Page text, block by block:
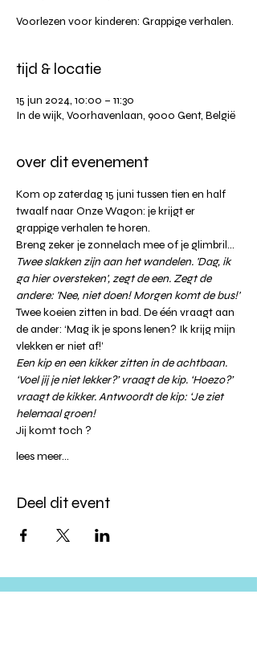
Voorlezen voor kinderen: Grappige verhalen.
tijd & locatie
15 jun 2024, 10:00 – 11:30
In de wijk, Voorhavenlaan, 9000 Gent, België
over dit evenement
Kom op zaterdag 15 juni tussen tien en half
twaalf naar Onze Wagon: je krijgt er
grappige verhalen te horen.
Breng zeker je zonnelach mee of je glimbril...
Twee slakken zijn aan het wandelen. 'Dag, ik
ga hier oversteken', zegt de een. Zegt de
andere: 'Nee, niet doen! Morgen komt de bus!'
Twee koeien zitten in bad. De één vraagt aan
de ander: ‘Mag ik je spons lenen? Ik krijg mijn
vlekken er niet af!’
Een kip en een kikker zitten in de achtbaan.
‘Voel jij je niet lekker?’ vraagt de kip. ‘Hoezo?’
vraagt de kikker. Antwoordt de kip: ‘Je ziet
helemaal groen!
Jij komt toch ?
lees meer...
Deel dit event